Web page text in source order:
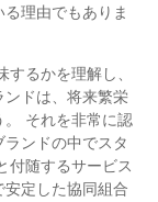
理由でもありま
るかを理解し、
ドは、将来繁栄
。 それを非常に認
ンドの中でスタ
付随するサービス
定した協同組合